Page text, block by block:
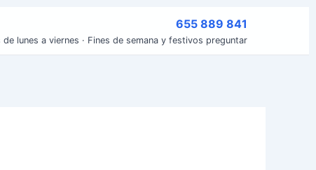
655 889 841
de lunes a viernes · Fines de semana y festivos preguntar